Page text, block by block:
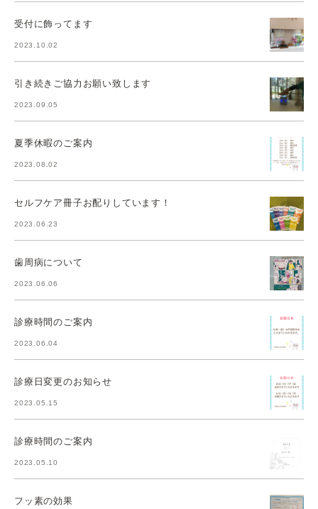
受付に飾ってます
2023.10.02
引き続きご協力お願い致します
2023.09.05
夏季休暇のご案内
2023.08.02
セルフケア冊子お配りしています！
2023.06.23
歯周病について
2023.06.06
診療時間のご案内
2023.06.04
診療日変更のお知らせ
2023.05.15
診療時間のご案内
2023.05.10
フッ素の効果